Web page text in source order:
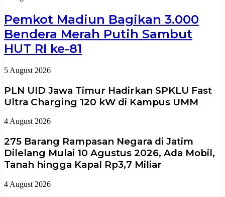
Pemkot Madiun Bagikan 3.000
Bendera Merah Putih Sambut
HUT RI ke-81
5 August 2026
PLN UID Jawa Timur Hadirkan SPKLU Fast
Ultra Charging 120 kW di Kampus UMM
4 August 2026
275 Barang Rampasan Negara di Jatim
Dilelang Mulai 10 Agustus 2026, Ada Mobil,
Tanah hingga Kapal Rp3,7 Miliar
4 August 2026